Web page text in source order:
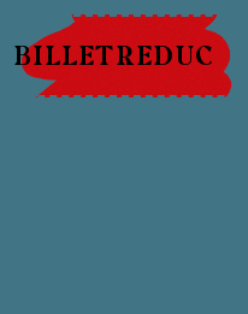
BILLETREDUC